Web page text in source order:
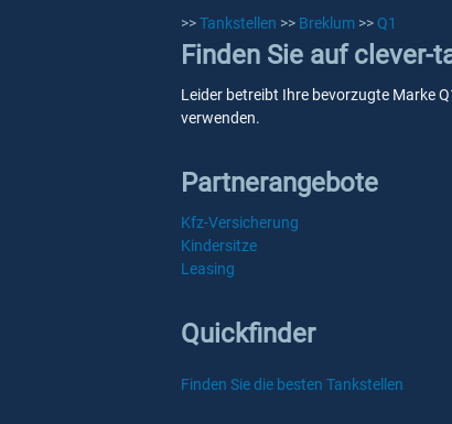
>>Tankstellen >> Breklum >> Q1
Finden Sie auf clever-
Leider betreibt Ihre bevorzugte Marke
verwenden.
Partnerangebote
Kfz-Versicherung
Kindersitze
Leasing
Quickfinder
Finden Sie die besten Tankstellen